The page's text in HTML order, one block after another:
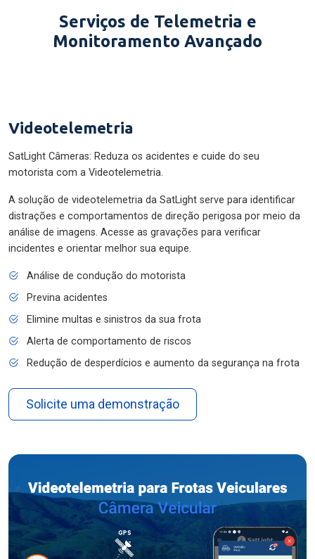
Serviços de Telemetria e
Monitoramento Avançado
Videotelemetria
SatLight Câmeras: Reduza os acidentes e cuide do seu
motorista com a Videotelemetria.
A solução de videotelemetria da SatLight serve para identificar
distrações e comportamentos de direção perigosa por meio da
análise de imagens. Acesse as gravações para verificar
incidentes e orientar melhor sua equipe.
Análise de condução do motorista
Previna acidentes
Elimine multas e sinistros da sua frota
Alerta de comportamento de riscos
Redução de desperdícios e aumento da segurança na frota
Solicite uma demonstração